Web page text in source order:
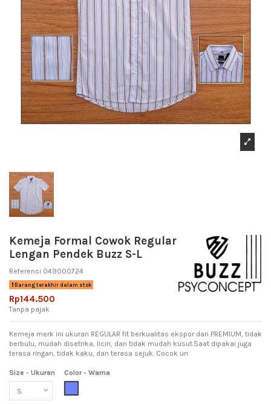
Kemeja Formal Cowok Regular
Lengan Pendek Buzz S-L
Referensi 049000724
Barang terakhir dalam stok
Rp144.500
Tanpa pajak
Kemeja merk ini ukuran REGULAR fit berkualitas ekspor dan PREMIUM, tidak
berbulu, mudah disetrika, licin, dan tidak mudah kusut.Saat dipakai juga
terasa ringan, tidak kaku, dan terasa sejuk. Cocok un
Size - Ukuran
Color - Warna